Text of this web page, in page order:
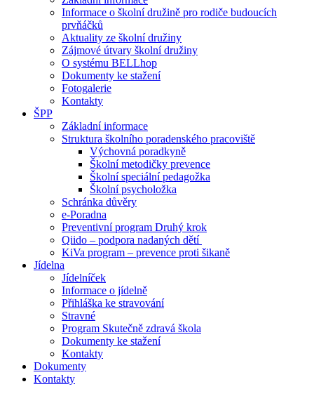
Informace o školní družině pro rodiče budoucích
prvňáčků
Aktuality ze školní družiny
Zájmové útvary školní družiny
O systému BELLhop
Dokumenty ke stažení
Fotogalerie
Kontakty
ŠPP
Základní informace
Struktura školního poradenského pracoviště
Výchovná poradkyně
Školní metodičky prevence
Školní speciální pedagožka
Školní psycholožka
Schránka důvěry
e-Poradna
Preventivní program Druhý krok
Qiido – podpora nadaných dětí
KiVa program – prevence proti šikaně
Jídelna
Jídelníček
Informace o jídelně
Přihláška ke stravování
Stravné
Program Skutečně zdravá škola
Dokumenty ke stažení
Kontakty
Dokumenty
Kontakty